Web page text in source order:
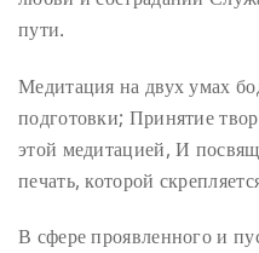
пути.
Медитация на двух умах
подготовки; Принятие
этой медитацией, И
печать, которой
В сфере проявленного и